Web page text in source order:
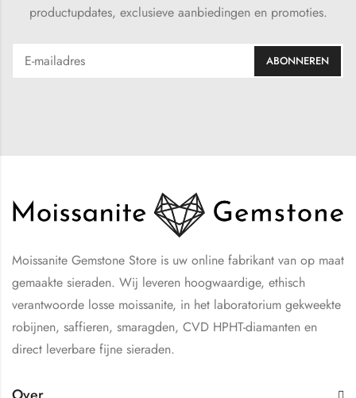
productupdates, exclusieve aanbiedingen en promoties.
Moissanite Gemstone Store is uw online fabrikant van op maat
gemaakte sieraden. Wij leveren hoogwaardige, ethisch
verantwoorde losse moissanite, in het laboratorium gekweekte
robijnen, saffieren, smaragden, CVD HPHT-diamanten en
direct leverbare fijne sieraden.